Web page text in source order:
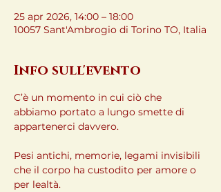
25 apr 2026, 14:00 – 18:00
10057 Sant'Ambrogio di Torino TO, Italia
Info sull'evento
C’è un momento in cui ciò che
abbiamo portato a lungo smette di
appartenerci davvero.
Pesi antichi, memorie, legami invisibili
che il corpo ha custodito per amore o
per lealtà.